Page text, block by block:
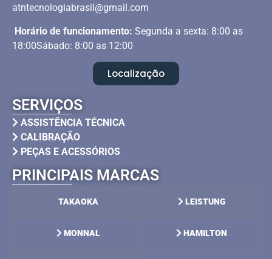
atntecnologiabrasil@gmail.com
Horário de funcionamento: Segunda a sexta: 8:00 as
18:00Sábado: 8:00 as 12:00
Localização
SERVIÇOS
ASSISTÊNCIA TÉCNICA
CALIBRAÇÃO
PEÇAS E ACESSÓRIOS
PRINCIPAIS MARCAS
TAKAOKA LEISTUNG
MONNAL HAMILTON